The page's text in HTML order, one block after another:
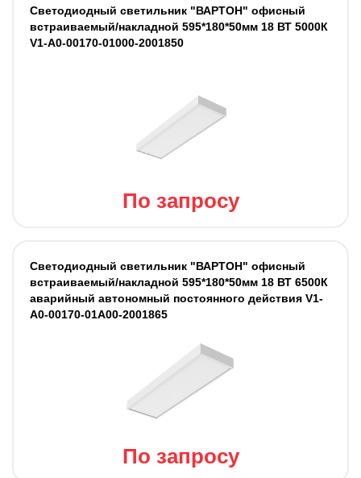
Светодиодный светильник "ВАРТОН" офисный
встраиваемый/накладной 595*180*50мм 18 ВТ 5000К
V1-A0-00170-01000-2001850
По запросу
Светодиодный светильник "ВАРТОН" офисный
встраиваемый/накладной 595*180*50мм 18 ВТ 6500К
аварийный автономный постоянного действия V1-
A0-00170-01A00-2001865
По запросу